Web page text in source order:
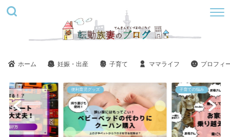
ホーム 妊娠・出産 子育て ママライフ プロフィ
子育ての悩み 美容